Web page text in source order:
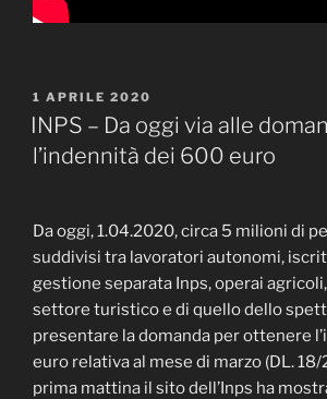
PUBBLICATO
IL
1 APRILE 2020
INPS – Da oggi via alle
l’indennità dei 600 euro
Da oggi, 1.04.2020, circa 5 milioni di
suddivisi tra lavoratori autonomi,
gestione separata Inps, operai
settore turistico e di quello dello
presentare la domanda per ottenere
euro relativa al mese di marzo (DL. 18/
prima mattina il sito dell’Inps ha